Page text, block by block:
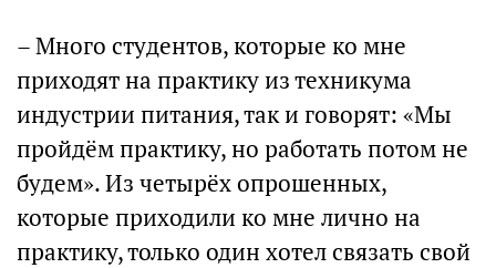
– Много студентов, которые ко мне
приходят на практику из техникума
индустрии питания, так и говорят: «Мы
пройдём практику, но работать потом не
будем». Из четырёх опрошенных,
которые приходили ко мне лично на
практику, только один хотел связать свой